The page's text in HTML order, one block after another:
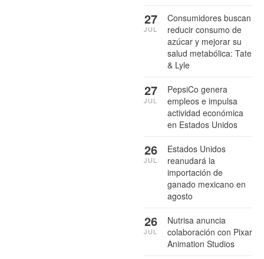
Consumidores buscan
reducir consumo de
azúcar y mejorar su
salud metabólica: Tate
& Lyle
27
JUL
PepsiCo genera
empleos e impulsa
actividad económica
en Estados Unidos
27
JUL
Estados Unidos
reanudará la
importación de
ganado mexicano en
agosto
26
JUL
Nutrisa anuncia
colaboración con Pixar
Animation Studios
26
JUL